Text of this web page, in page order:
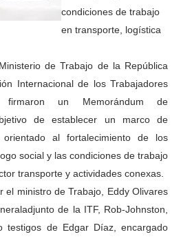
condiciones de trabajo
en transporte, logística
de Trabajo de la República
Internacional de los Trabajadores
un Memorándum de
de establecer un marco de
orientado al fortalecimiento de los
social y las condiciones de trabajo
transporte y actividades conexas.
el ministro de Trabajo, Eddy Olivares
de la ITF, Rob-Johnston,
testigos de Edgar Díaz, encargado